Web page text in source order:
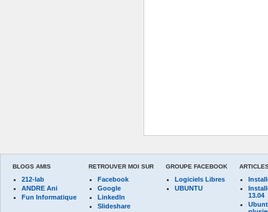
BLOGS AMIS
212-lab
ANDRE Ani
Fun Informatique
RETROUVER MOI SUR
Facebook
Google
LinkedIn
Slideshare
GROUPE FACEBOOK
Logiciels Libres
UBUNTU
13.04